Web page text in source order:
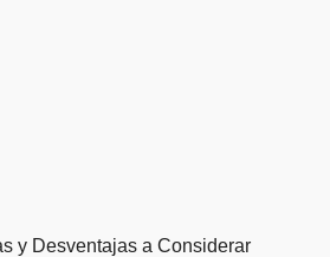
y Desventajas a Considerar